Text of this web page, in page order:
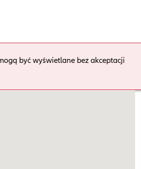
być wyświetlane bez akceptacji